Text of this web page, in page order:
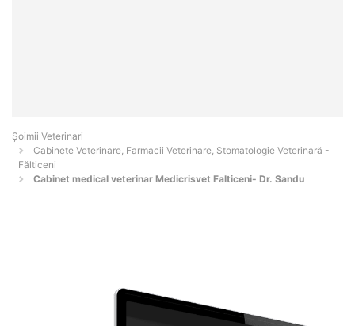
Șoimii Veterinari
Cabinete Veterinare, Farmacii Veterinare, Stomatologie Veterinară -
Fălticeni
Cabinet medical veterinar Medicrisvet Falticeni- Dr. Sandu